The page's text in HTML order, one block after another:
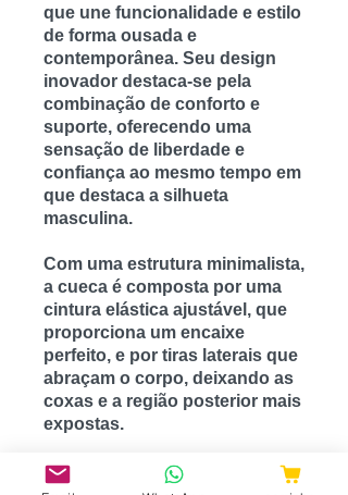
que une funcionalidade e estilo
de forma ousada e
contemporânea. Seu design
inovador destaca-se pela
combinação de conforto e
suporte, oferecendo uma
sensação de liberdade e
confiança ao mesmo tempo em
que destaca a silhueta
masculina.
Com uma estrutura minimalista,
a cueca é composta por uma
cintura elástica ajustável, que
proporciona um encaixe
perfeito, e por tiras laterais que
abraçam o corpo, deixando as
coxas e a região posterior mais
expostas.
Feita com materiais macios e